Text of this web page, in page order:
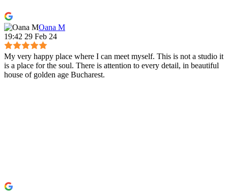
Oana M
19:42 29 Feb 24
My very happy place where I can meet myself. This is not a studio it
is a place for the soul. There is attention to every detail, in beautiful
house of golden age Bucharest.